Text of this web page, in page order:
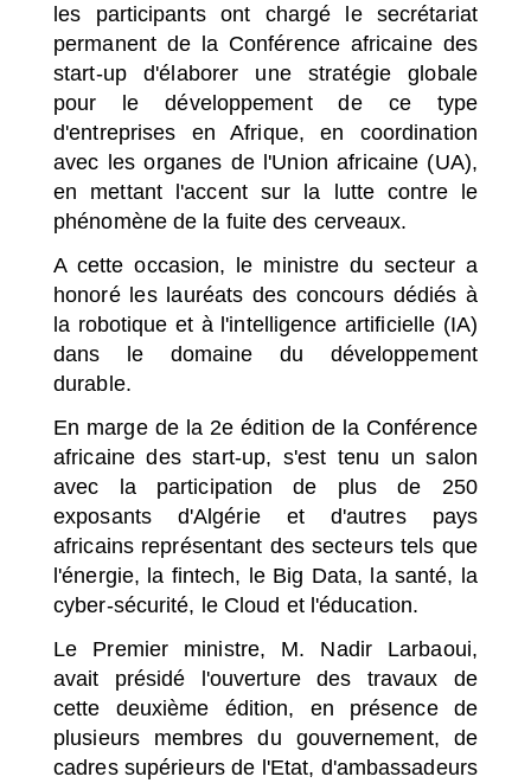
les participants ont chargé le secrétariat
permanent de la Conférence africaine des
start-up d'élaborer une stratégie globale
pour le développement de ce type
d'entreprises en Afrique, en coordination
avec les organes de l'Union africaine (UA),
en mettant l'accent sur la lutte contre le
phénomène de la fuite des cerveaux.
A cette occasion, le ministre du secteur a
honoré les lauréats des concours dédiés à
la robotique et à l'intelligence artificielle (IA)
dans le domaine du développement
durable.
En marge de la 2e édition de la Conférence
africaine des start-up, s'est tenu un salon
avec la participation de plus de 250
exposants d'Algérie et d'autres pays
africains représentant des secteurs tels que
l'énergie, la fintech, le Big Data, la santé, la
cyber-sécurité, le Cloud et l'éducation.
Le Premier ministre, M. Nadir Larbaoui,
avait présidé l'ouverture des travaux de
cette deuxième édition, en présence de
plusieurs membres du gouvernement, de
cadres supérieurs de l'Etat, d'ambassadeurs